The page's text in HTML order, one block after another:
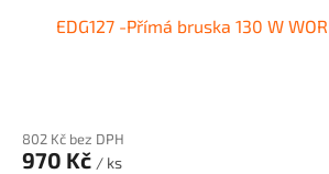
EDG127 -Přímá bruska 130 W
802 Kč bez DPH
970 Kč / ks